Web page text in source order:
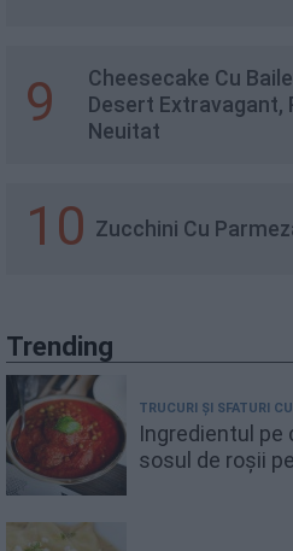
9
Cheesecake Cu
Desert Extravagant,
Neuitat
10 Zucchini Cu
Trending
TRUCURI ȘI SFATURI
Ingredientul pe
sosul de roșii